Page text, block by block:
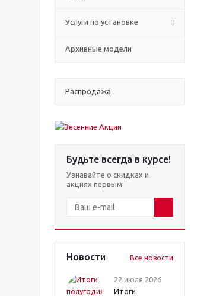
Услуги по установке
Архивные модели
Распродажа
Будьте всегда в курсе!
Узнавайте о скидках и
акциях первым
Новости Все новости
22 июля 2026
Итоги